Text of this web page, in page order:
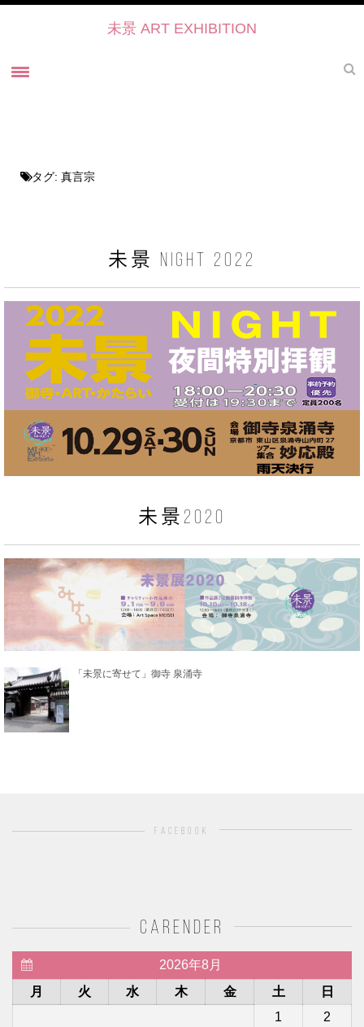
未景 ART EXHIBITION
未景2021・出展作家紹介
お問い合せ
未景イベントのご予約について2022
タグ: 真言宗
未景 NIGHT 2022
未景2020
「未景に寄せて」御寺 泉涌寺
facebook
carender
2026年8月
月
火 水 木 金 土
日
1
2